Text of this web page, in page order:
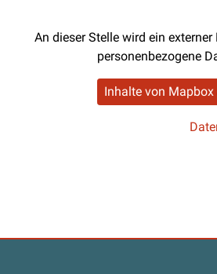
An dieser Stelle wird ein
personenbezogene
Inhalte von Mapbox
Links